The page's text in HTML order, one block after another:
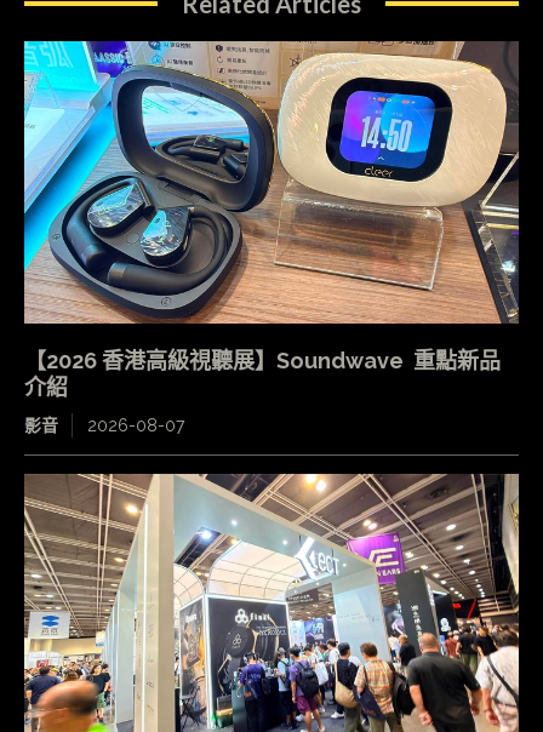
【2026 香港高級視聽展】Soundwave 重點新品
介紹
影音 2026-08-07